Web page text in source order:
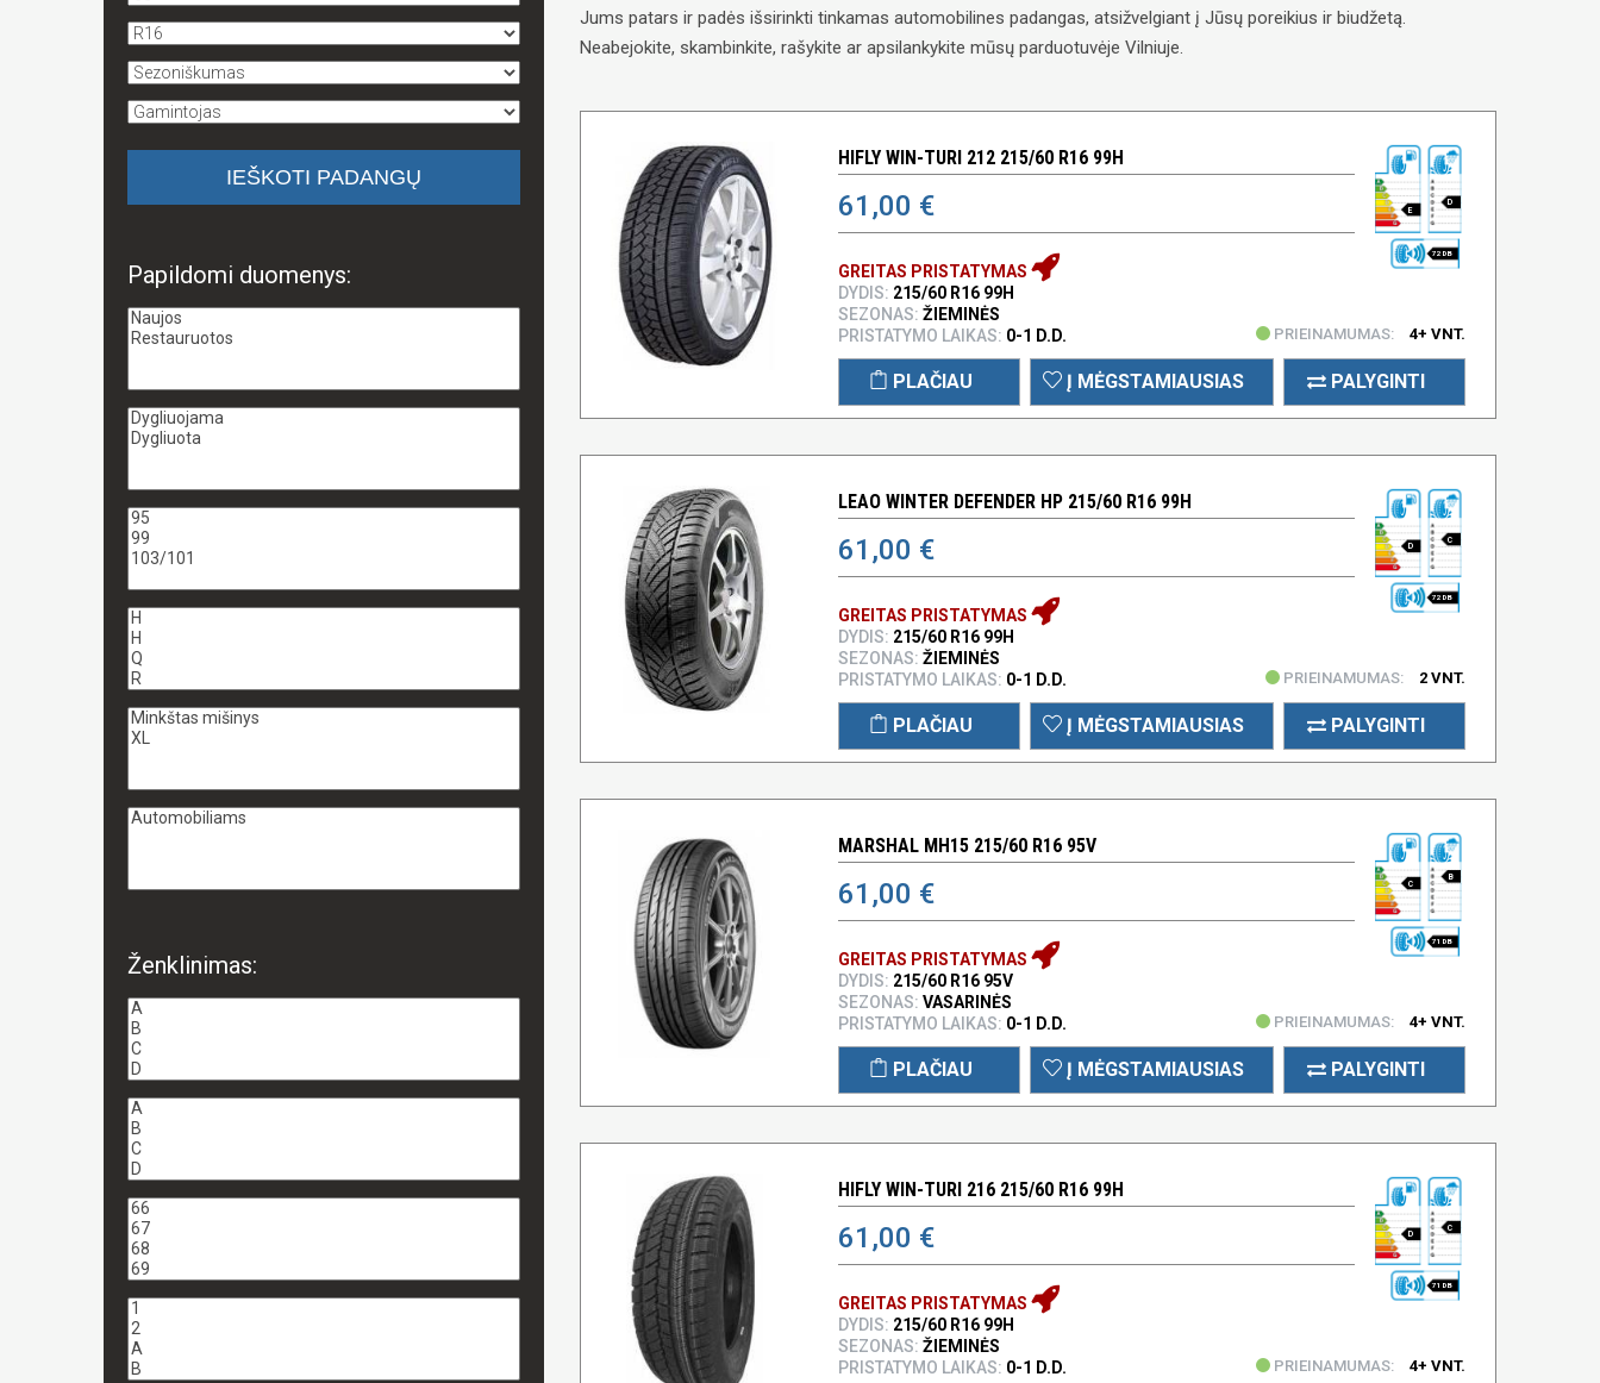
Papildomi duomenys:
Ženklinimas:
Jums patars ir padės išsirinkti tinkamas automobilines padangas, atsižvelgiant į Jūsų poreikius ir biudžetą.
Neabejokite, skambinkite, rašykite ar apsilankykite mūsų parduotuvėje Vilniuje.
HIFLY WIN-TURI 212 215/60 R16 99H
61,00 € E
D
72 DB
GREITAS PRISTATYMAS
DYDIS: 215/60 R16 99H
SEZONAS: ŽIEMINĖS
PRISTATYMO LAIKAS: 0-1 D.D. PRIEINAMUMAS: 4+ VNT.
PLAČIAU Į MĖGSTAMIAUSIAS PALYGINTI
LEAO WINTER DEFENDER HP 215/60 R16 99H
61,00 € D
C
72 DB
GREITAS PRISTATYMAS
DYDIS: 215/60 R16 99H
SEZONAS: ŽIEMINĖS
PRISTATYMO LAIKAS: 0-1 D.D. PRIEINAMUMAS: 2 VNT.
PLAČIAU Į MĖGSTAMIAUSIAS PALYGINTI
MARSHAL MH15 215/60 R16 95V
61,00 € C
B
71 DB
GREITAS PRISTATYMAS
DYDIS: 215/60 R16 95V
SEZONAS: VASARINĖS
PRISTATYMO LAIKAS: 0-1 D.D. PRIEINAMUMAS: 4+ VNT.
PLAČIAU Į MĖGSTAMIAUSIAS PALYGINTI
HIFLY WIN-TURI 216 215/60 R16 99H
61,00 € D
C
71 DB
GREITAS PRISTATYMAS
DYDIS: 215/60 R16 99H
SEZONAS: ŽIEMINĖS
PRISTATYMO LAIKAS: 0-1 D.D. PRIEINAMUMAS: 4+ VNT.